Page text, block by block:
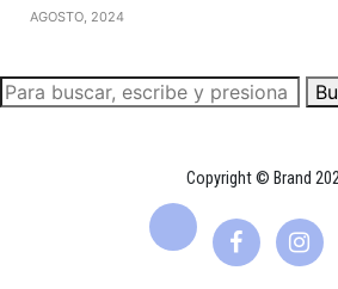
AGOSTO, 2024
Copyright © Brand